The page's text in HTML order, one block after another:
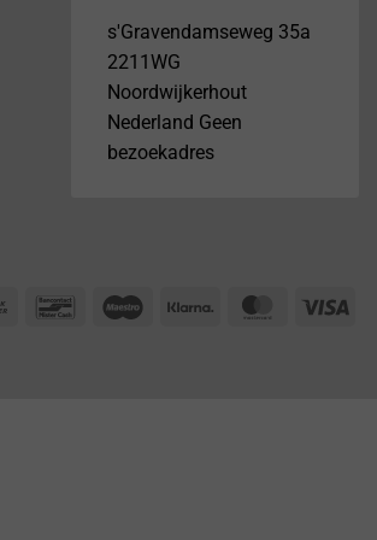
s'Gravendamseweg 35a
2211WG
Noordwijkerhout
Nederland Geen
bezoekadres
Bank
BancontactMaestro Klarna